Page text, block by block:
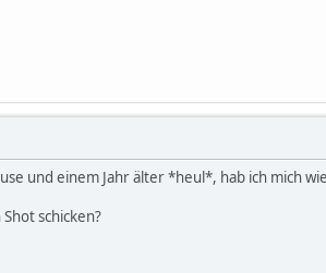
und einem Jahr älter *heul*, hab ich mich
schicken?